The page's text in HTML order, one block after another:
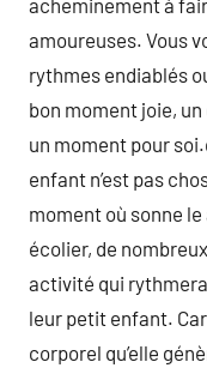
acheminement à
amoureuses. Vous
rythmes endiablés
bon moment joie,
un moment pour
enfant n’est pas
moment où sonne
écolier, de
activité qui
leur petit enfant.
corporel qu’elle